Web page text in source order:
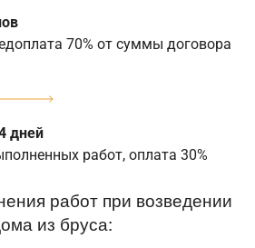
70% от суммы договора
дней
работ, оплата 30%
работ при возведении
из бруса: